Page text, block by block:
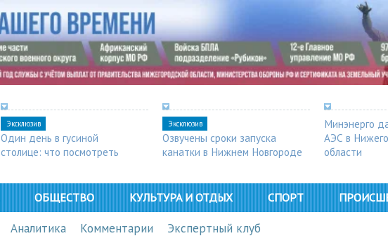
Эксклюзив
Один день в гусиной
столице: что посмотреть
Эксклюзив
Озвучены сроки запуска
канатки в Нижнем Новгороде
Минэнерго
АЭС в
области
ОБЩЕСТВО КУЛЬТУРА И ОТДЫХ СПОРТ
Аналитика Комментарии Экспертный клуб